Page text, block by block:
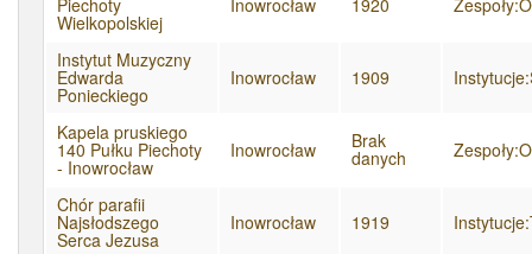
Piechoty
Wielkopolskiej
Inowrocław 1920
Instytut Muzyczny
Edwarda
Ponieckiego
Inowrocław 1909
Kapela pruskiego
140 Pułku Piechoty
- Inowrocław
Inowrocław Brak
danych
Chór parafii
Najsłodszego
Serca Jezusa
Inowrocław 1919